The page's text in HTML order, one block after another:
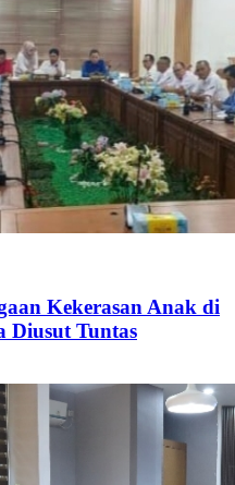
Kekerasan Anak di
Diusut Tuntas